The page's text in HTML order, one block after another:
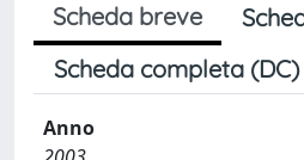
Scheda breve
Scheda completa (DC)
Anno